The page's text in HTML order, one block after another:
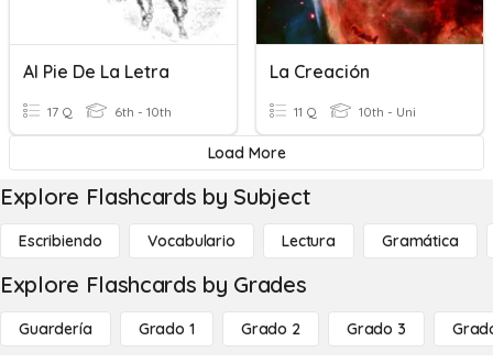
Al Pie De La Letra
17 Q 6th - 10th
La Creación
11 Q 10th - Uni
Load More
Explore Flashcards by Subject
Escribiendo Vocabulario Lectura Gramática
Explore Flashcards by Grades
Guardería Grado 1 Grado 2 Grado 3